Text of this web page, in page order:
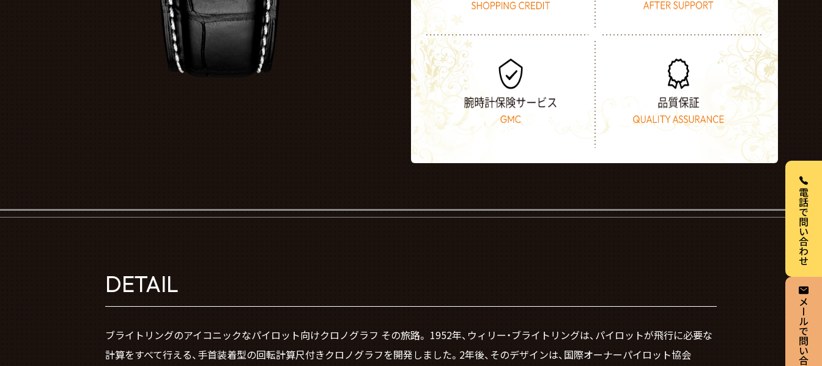
DETAIL
ブライトリングのアイコニックなパイロット向けクロノグラフ その旅路。 1952年、ウィリー・ブライトリングは、パイロットが飛行に必要な
計算をすべて行える、手首装着型の回転計算尺付きクロノグラフを開発しました。2年後、そのデザインは、国際オーナーパイロット協会